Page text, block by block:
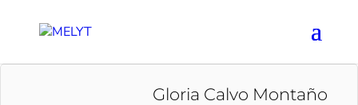
Gloria Calvo Montaño